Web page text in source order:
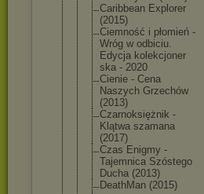
Caribbean Explorer
(2015)
Ciemność i płomień -
Wróg w odbiciu.
Edycja kolekcjoner
ska - 2020
Cienie - Cena
Naszych Grzechów
(2013)
Czarnoksiężnik -
Klątwa szamana
(2017)
Czas Enigmy -
Tajemnica Szóstego
Ducha (2013)
DeathMan (2015)